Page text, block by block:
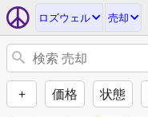
ロズウェル 売却
+ 価格 状態